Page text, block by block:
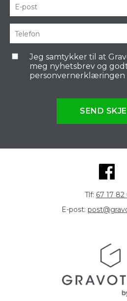
Jeg samtykker til at
meg nyhetsbrev og
personvernerklæringen
SEND
Tlf: 67 17
E-post: